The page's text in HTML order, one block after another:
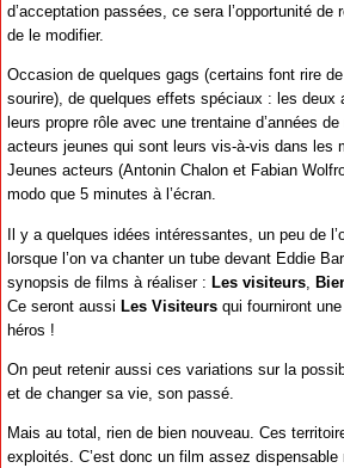
d’acceptation passées, ce sera l’opportunité
de le modifier.
Occasion de quelques gags (certains font rire
sourire), de quelques effets spéciaux : les deux
leurs propre rôle avec une trentaine d’années
acteurs jeunes qui sont leurs vis-à-vis dans les
Jeunes acteurs (Antonin Chalon et Fabian
modo que 5 minutes à l’écran.
Il y a quelques idées intéressantes, un peu de
lorsque l’on va chanter un tube devant Eddie
synopsis de films à réaliser : Les visiteurs
Ce seront aussi Les Visiteurs qui fourniront
héros !
On peut retenir aussi ces variations sur la
et de changer sa vie, son passé.
Mais au total, rien de bien nouveau. Ces
exploités. C’est donc un film assez